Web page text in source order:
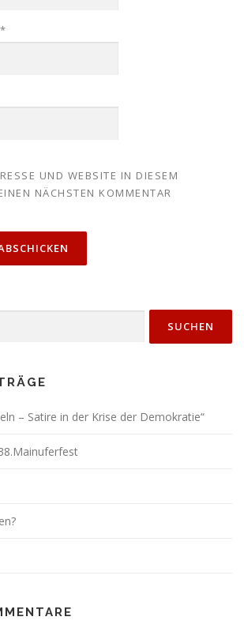
*
UND WEBSITE IN DIESEM
NÄCHSTEN KOMMENTAR
– Satire in der Krise der Demokratie“